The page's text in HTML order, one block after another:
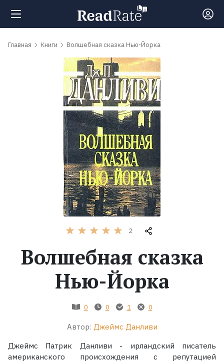
Поиск
обсуждаемые
Главная Книги Волшебная сказка Нью-Йорка
2
Волшебная сказка
Нью-Йорка
0 0 1 0
Автор: Джеймс Данливи
Джеймс Патрик Данливи - ирландский писатель
американского происхождения с репутацией